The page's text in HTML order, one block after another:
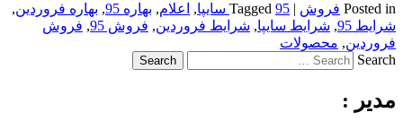
Posted in فروش |
Tagged 95 سایپا , اعلام, بهاره 95 , بهاره فروردین,
شرایط 95
, شرایط سایپا, شرایط فروردین, فروش 95 , فروش
فروردین, محصولات
Search
مدیر :